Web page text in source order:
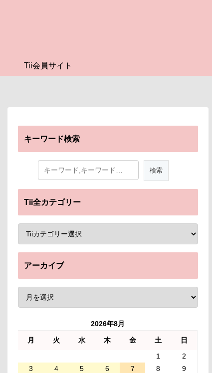
Tii会員サイト
キーワード検索
Tii全カテゴリー
アーカイブ
2026年8月
月 火 水 木 金 土
日
1
2
3
4 5 6 7 8
9